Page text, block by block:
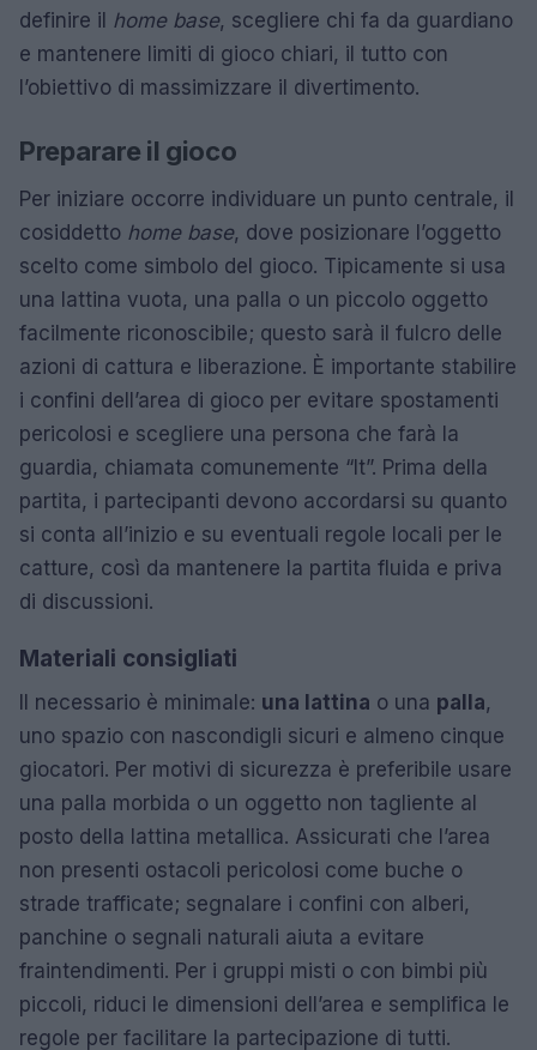
definire il home base, scegliere chi fa da guardiano
e mantenere limiti di gioco chiari, il tutto con
l’obiettivo di massimizzare il divertimento.
Preparare il gioco
Per iniziare occorre individuare un punto centrale, il
cosiddetto home base, dove posizionare l’oggetto
scelto come simbolo del gioco. Tipicamente si usa
una lattina vuota, una palla o un piccolo oggetto
facilmente riconoscibile; questo sarà il fulcro delle
azioni di cattura e liberazione. È importante stabilire
i confini dell’area di gioco per evitare spostamenti
pericolosi e scegliere una persona che farà la
guardia, chiamata comunemente “It”. Prima della
partita, i partecipanti devono accordarsi su quanto
si conta all’inizio e su eventuali regole locali per le
catture, così da mantenere la partita fluida e priva
di discussioni.
Materiali consigliati
Il necessario è minimale: una lattina o una palla,
uno spazio con nascondigli sicuri e almeno cinque
giocatori. Per motivi di sicurezza è preferibile usare
una palla morbida o un oggetto non tagliente al
posto della lattina metallica. Assicurati che l’area
non presenti ostacoli pericolosi come buche o
strade trafficate; segnalare i confini con alberi,
panchine o segnali naturali aiuta a evitare
fraintendimenti. Per i gruppi misti o con bimbi più
piccoli, riduci le dimensioni dell’area e semplifica le
regole per facilitare la partecipazione di tutti.